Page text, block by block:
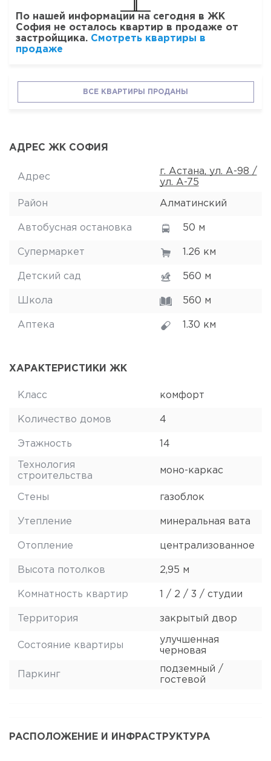
По нашей информации на сегодня в ЖК
София не осталось квартир в продаже от
застройщика. Смотреть квартиры в
продаже
ВСЕ КВАРТИРЫ ПРОДАНЫ
АДРЕС ЖК СОФИЯ
Адрес
г. Астана, ул. А-98 /
ул. А-75
Район Алматинский
Автобусная остановка 50 м
Супермаркет 1.26 км
Детский сад 560 м
Школа 560 м
Аптека 1.30 км
ХАРАКТЕРИСТИКИ ЖК
Класс комфорт
Количество домов 4
Этажность 14
Технология
строительства
моно-каркас
Стены газоблок
Утепление минеральная вата
Отопление централизованное
Высота потолков 2,95 м
Комнатность квартир 1 / 2 / 3 / студии
Территория закрытый двор
Состояние квартиры
улучшенная
черновая
Паркинг
подземный /
гостевой
РАСПОЛОЖЕНИЕ И ИНФРАСТРУКТУРА